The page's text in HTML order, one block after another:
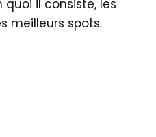
quoi il consiste, les
meilleurs spots.